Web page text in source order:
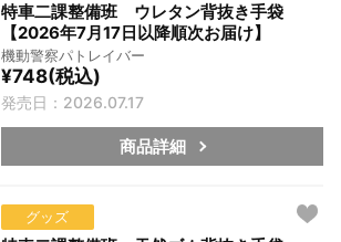
特車二課整備班 ウレタン背抜き手袋
【2026年7月17日以降順次お届け】
機動警察パトレイバー
¥748(税込)
発売日：2026.07.17
商品詳細
グッズ